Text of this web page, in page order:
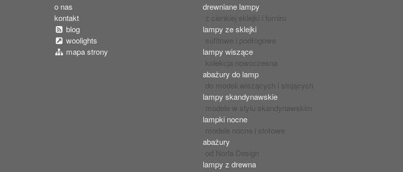
o nas
kontakt
blog
woolights
mapa strony
drewniane lampy
z cienkiej sklejki i forniru
lampy ze sklejki
sufitowe i podłogowe
lampy wiszące
kolekcja nowoczesna
abażury do lamp
do modeli wiszących i stojących
lampy skandynawskie
modele w stylu skandynawskim
lampki nocne
modele nocne i stołowe
abażury
od Norla Design
lampy z drewna